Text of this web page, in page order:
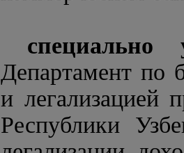
специально
Департамент по
и легализацией
Республики